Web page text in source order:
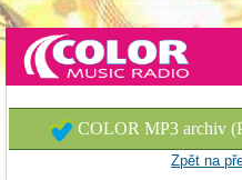
COLOR MP3 archiv
Zpět na